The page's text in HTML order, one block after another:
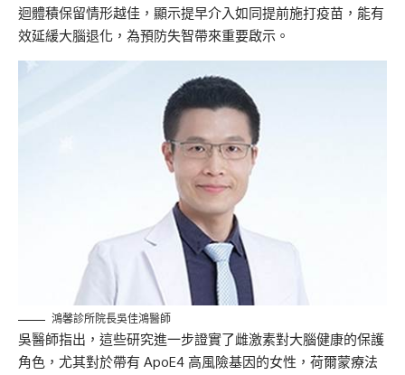
迴體積保留情形越佳，顯示提早介入如同提前施打疫苗，能有
效延緩大腦退化，為預防失智帶來重要啟示。
鴻馨診所院長吳佳鴻醫師
吳醫師指出，這些研究進一步證實了雌激素對大腦健康的保護
角色，尤其對於帶有 ApoE4 高風險基因的女性，荷爾蒙療法